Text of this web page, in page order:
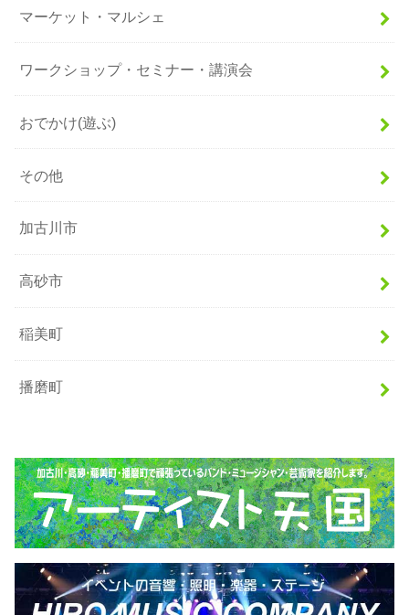
マーケット・マルシェ
ワークショップ・セミナー・講演会
おでかけ(遊ぶ)
その他
加古川市
高砂市
稲美町
播磨町